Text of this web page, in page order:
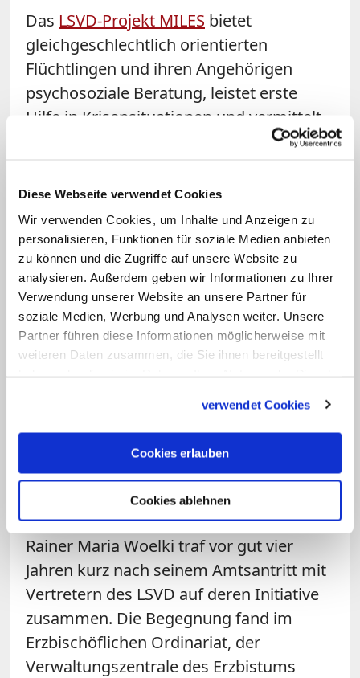
Diese Webseite verwendet Cookies
Wir verwenden Cookies, um Inhalte und Anzeigen zu
personalisieren, Funktionen für soziale Medien anbieten
zu können und die Zugriffe auf unsere Website zu
analysieren. Außerdem geben wir Informationen zu Ihrer
Verwendung unserer Website an unsere Partner für
soziale Medien, Werbung und Analysen weiter. Unsere
Partner führen diese Informationen möglicherweise mit
weiteren Daten zusammen, die Sie ihnen bereitgestellt
verwendet Cookies
Cookies erlauben
Cookies ablehnen
Das LSVD-Projekt MILES bietet
gleichgeschlechtlich orientierten
Flüchtlingen und ihren Angehörigen
psychosoziale Beratung, leistet erste
Hilfe in Krisensituationen und vermittelt
an andere Beratungseinrichtungen
ehrenamtlichen Mitarbeitern sind
Rechtsberatung, Vortragsreihen und
Kulturabende. Darüber hinaus hilft MILES
beim Aufbau von Selbsthilfegruppen und
deren Vernetzung. Für 50 besonders
bedrohte Flüchtlinge besorgte das
Zentrum eine Unterkunft in
Privatwohnungen. Seit vergangenem
Angaben 95 homo- und transsexuelle
Flüchtlinge wegen Gewaltvorfällen an
Koch ist seit vergangenem September
Berliner Erzbischof. Auch sein Vorgänger
Rainer Maria Woelki traf vor gut vier
Jahren kurz nach seinem Amtsantritt mit
Vertretern des LSVD auf deren Initiative
zusammen. Die Begegnung fand im
Erzbischöflichen Ordinariat, der
Verwaltungszentrale des Erzbistums